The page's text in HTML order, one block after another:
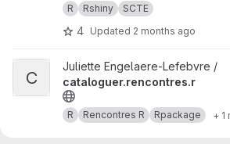
R Rshiny SCTE
4 Updated 2 months ago
View cataloguer.rencontres.r project
C
Juliette Engelaere-Lefebvre /
cataloguer.rencontres.r
R Rencontres R Rpackage + 1